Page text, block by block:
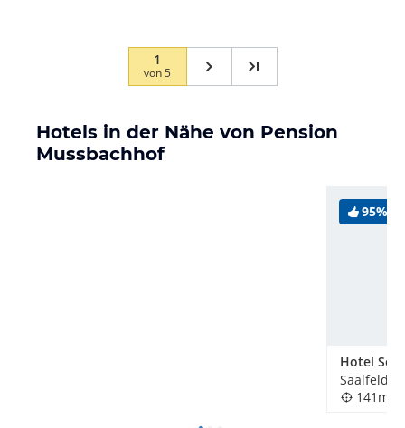
1
von5
Hotels in der Nähe von Pension
Mussbachhof
95%
Hotel
141m